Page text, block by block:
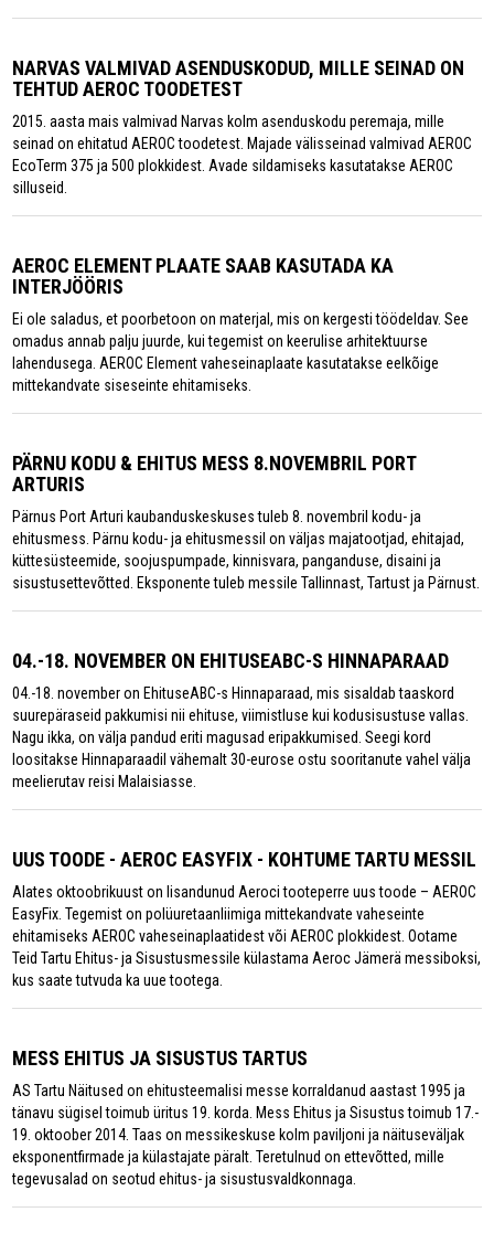
NARVAS VALMIVAD ASENDUSKODUD, MILLE SEINAD ON
TEHTUD AEROC TOODETEST
2015. aasta mais valmivad Narvas kolm asenduskodu peremaja, mille
seinad on ehitatud AEROC toodetest. Majade välisseinad valmivad AEROC
EcoTerm 375 ja 500 plokkidest. Avade sildamiseks kasutatakse AEROC
silluseid.
AEROC ELEMENT PLAATE SAAB KASUTADA KA
INTERJÖÖRIS
Ei ole saladus, et poorbetoon on materjal, mis on kergesti töödeldav. See
omadus annab palju juurde, kui tegemist on keerulise arhitektuurse
lahendusega. AEROC Element vaheseinaplaate kasutatakse eelkõige
mittekandvate siseseinte ehitamiseks.
PÄRNU KODU & EHITUS MESS 8.NOVEMBRIL PORT
ARTURIS
Pärnus Port Arturi kaubanduskeskuses tuleb 8. novembril kodu- ja
ehitusmess. Pärnu kodu- ja ehitusmessil on väljas majatootjad, ehitajad,
küttesüsteemide, soojuspumpade, kinnisvara, panganduse, disaini ja
sisustusettevõtted. Eksponente tuleb messile Tallinnast, Tartust ja Pärnust.
04.-18. NOVEMBER ON EHITUSEABC-S HINNAPARAAD
04.-18. november on EhituseABC-s Hinnaparaad, mis sisaldab taaskord
suurepäraseid pakkumisi nii ehituse, viimistluse kui kodusisustuse vallas.
Nagu ikka, on välja pandud eriti magusad eripakkumised. Seegi kord
loositakse Hinnaparaadil vähemalt 30-eurose ostu sooritanute vahel välja
meelierutav reisi Malaisiasse.
UUS TOODE - AEROC EASYFIX - KOHTUME TARTU MESSIL
Alates oktoobrikuust on lisandunud Aeroci tooteperre uus toode – AEROC
EasyFix. Tegemist on polüuretaanliimiga mittekandvate vaheseinte
ehitamiseks AEROC vaheseinaplaatidest või AEROC plokkidest. Ootame
Teid Tartu Ehitus- ja Sisustusmessile külastama Aeroc Jämerä messiboksi,
kus saate tutvuda ka uue tootega.
MESS EHITUS JA SISUSTUS TARTUS
AS Tartu Näitused on ehitusteemalisi messe korraldanud aastast 1995 ja
tänavu sügisel toimub üritus 19. korda. Mess Ehitus ja Sisustus toimub 17.-
19. oktoober 2014. Taas on messikeskuse kolm paviljoni ja näituseväljak
eksponentfirmade ja külastajate päralt. Teretulnud on ettevõtted, mille
tegevusalad on seotud ehitus- ja sisustusvaldkonnaga.